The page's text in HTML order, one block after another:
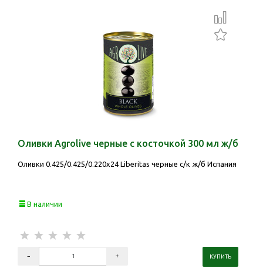
Оливки Agrolive черные с косточкой 300 мл ж/б
Оливки 0.425/0.425/0.220х24 Liberitas черные с/к ж/б Испания
В наличии